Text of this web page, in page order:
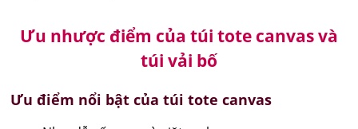
Ưu nhược điểm của túi tote canvas và
túi vải bố
Ưu điểm nổi bật của túi tote canvas